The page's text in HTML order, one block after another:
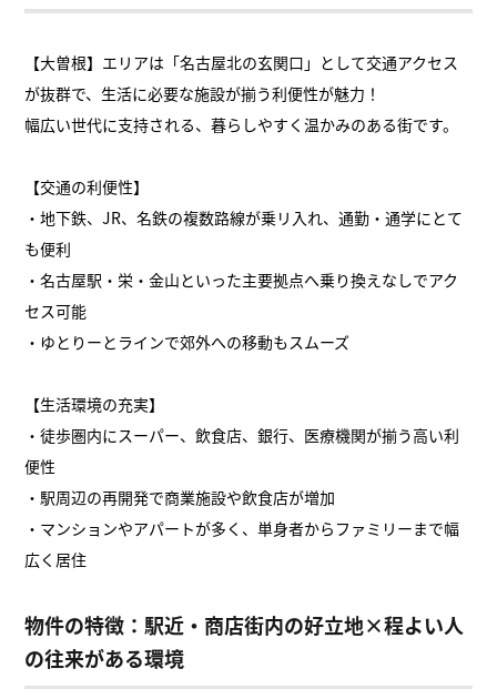
【大曽根】エリアは「名古屋北の玄関口」として交通アクセス
が抜群で、生活に必要な施設が揃う利便性が魅力！
幅広い世代に支持される、暮らしやすく温かみのある街です。
【交通の利便性】
・地下鉄、JR、名鉄の複数路線が乗リ入れ、通勤・通学にとて
も便利
・名古屋駅・栄・金山といった主要拠点へ乗り換えなしでアク
セス可能
・ゆとりーとラインで郊外への移動もスムーズ
【生活環境の充実】
・徒歩圏内にスーパー、飲食店、銀行、医療機関が揃う高い利
便性
・駅周辺の再開発で商業施設や飲食店が増加
・マンションやアパートが多く、単身者からファミリーまで幅
広く居住
物件の特徴：駅近・商店街内の好立地×程よい人
の往来がある環境